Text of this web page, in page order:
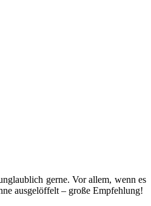
gerne. Vor allem, wenn es
ausgelöffelt – große Empfehlung!